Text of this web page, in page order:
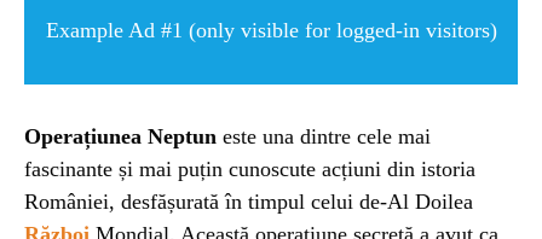
Example Ad #1 (only visible for logged-in visitors)
Operațiunea Neptun este una dintre cele mai
fascinante și mai puțin cunoscute acțiuni din istoria
României, desfășurată în timpul celui de-Al Doilea
Război Mondial. Această operațiune secretă a avut ca
OAMENI
INSTALEAZ
A